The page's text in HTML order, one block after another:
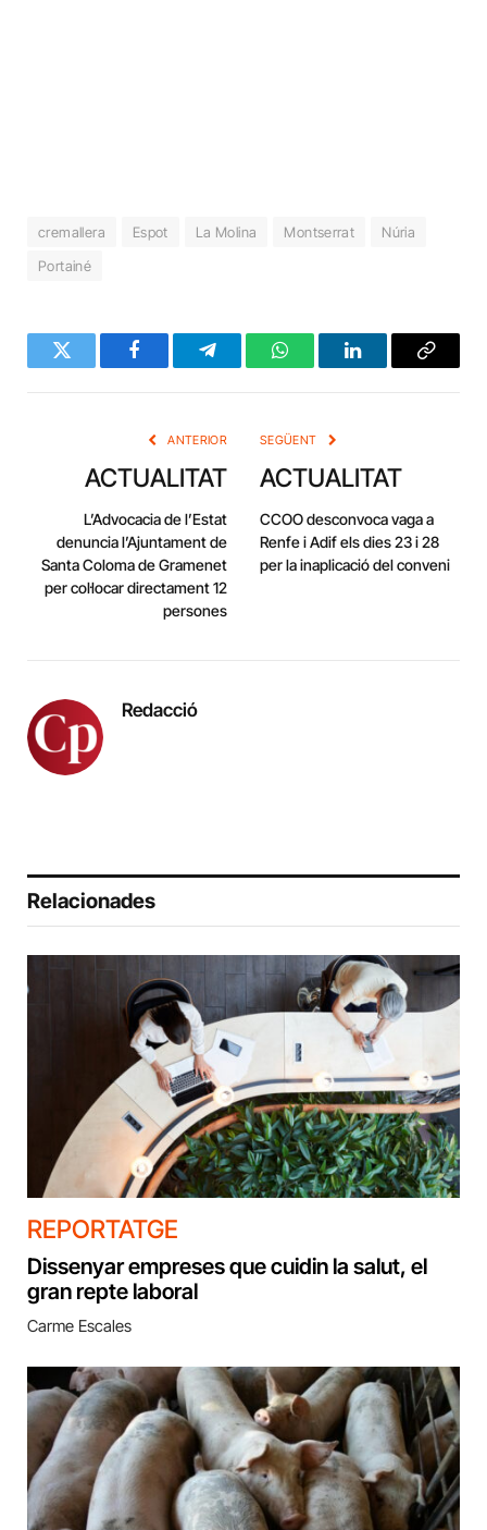
cremallera Espot La Molina Montserrat
Núria
Portainé
Twitter FacebookTelegramWhatsAppLinkedInCopy
ANTERIOR
ACTUALITAT
L’Advocacia de l’Estat
denuncia l’Ajuntament de
Santa Coloma de Gramenet
per col·locar directament 12
persones
SEGÜENT
ACTUALITAT
CCOO desconvoca vaga a
Renfe i Adif els dies 23 i 28
per la inaplicació del conveni
Redacció
Relacionades
REPORTATGE
Dissenyar empreses que cuidin la salut, el
gran repte laboral
Carme Escales